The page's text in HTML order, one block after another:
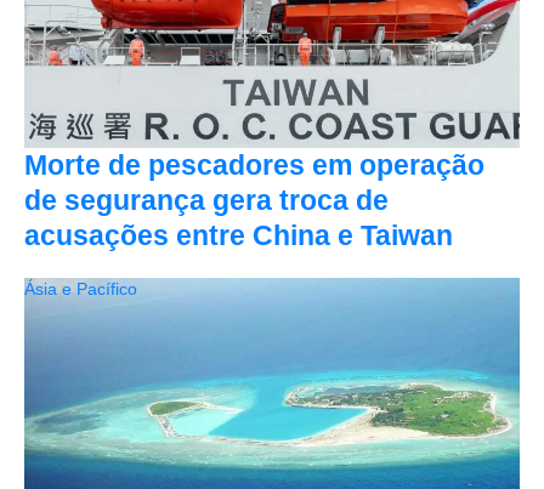
Morte de pescadores em operação
de segurança gera troca de
acusações entre China e Taiwan
Ásia e Pacífico